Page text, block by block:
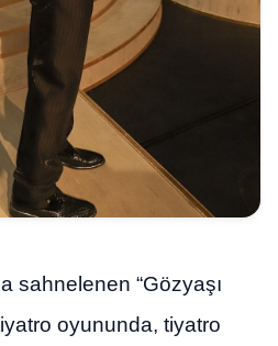
sahnelenen “Gözyaşı
oyununda, tiyatro